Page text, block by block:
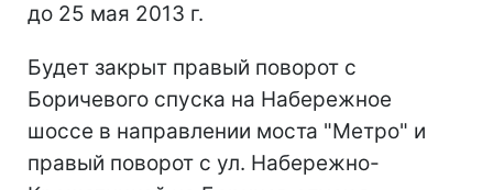
до 25 мая 2013 г.
Будет закрыт правый поворот с
Боричевого спуска на Набережное
шоссе в направлении моста "Метро" и
правый поворот с ул. Набережно-